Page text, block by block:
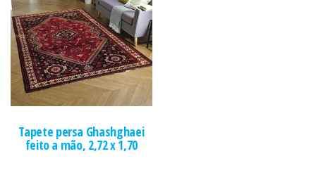
Tapete persa Ghashghaei
feito a mão, 2,72 x 1,70